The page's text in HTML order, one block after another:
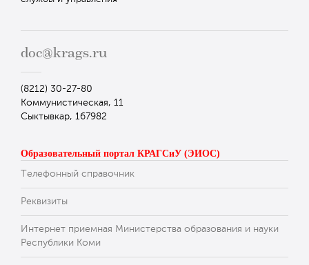
doc@krags.ru
(8212) 30-27-80
Коммунистическая, 11
Сыктывкар, 167982
Образовательный портал КРАГСиУ (ЭИОС)
Телефонный справочник
Реквизиты
Интернет приемная Министерства образования и науки
Республики Коми